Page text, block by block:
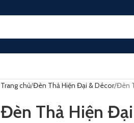
Trang chủ Đèn Thả Hiện Đại & Décor Đèn
Đèn Thả Hiện